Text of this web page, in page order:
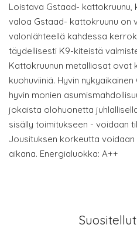
Loistava Gstaad- kattokruunu,
valoa Gstaad- kattokruunu on
valonlähteellä kahdessa
täydellisesti K9-kiteistä
Kattokruunun metalliosat ovat
kuohuviiniä. Hyvin
hyvin monien
jokaista olohuonetta
sisälly toimitukseen - voidaan
Jousituksen korkeutta voidaan
aikana. Energialuokka: A++